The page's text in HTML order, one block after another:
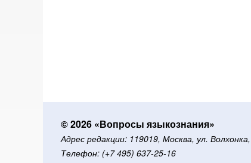
© 2026 «Вопросы языкознания»
Адрес редакции: 119019, Москва, ул.
Телефон: (+7 495) 637-25-16